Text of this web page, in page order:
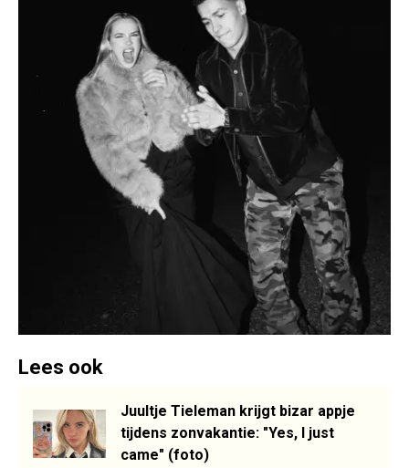
Lees ook
Juultje Tieleman krijgt bizar appje
tijdens zonvakantie: "Yes, I just
came" (foto)